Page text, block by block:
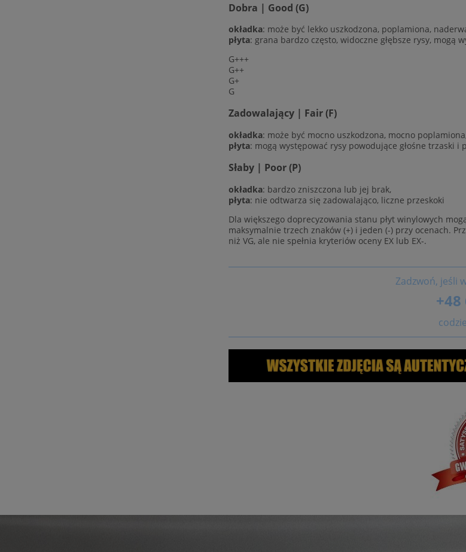
Dobra | Good (G)
okładka: może być lekko uszkodzona, poplamiona,
płyta: grana bardzo często, widoczne głębsze rysy, mogą
G+++
G++
G+
G
Zadowalający | Fair (F)
okładka: może być mocno uszkodzona, mocno
płyta: mogą występować rysy powodujące głośne trzaski i
Słaby | Poor (P)
okładka: bardzo zniszczona lub jej brak,
płyta: nie odtwarza się zadowalająco, liczne przeskoki
Dla większego doprecyzowania stanu płyt winylowych
maksymalnie trzech znaków (+) i jeden (-) przy ocenach.
niż VG, ale nie spełnia kryteriów oceny EX lub EX-.
Zadzwoń, jeśli
+48